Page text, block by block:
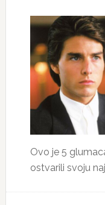
Ovo je 5
ostvarili svoju